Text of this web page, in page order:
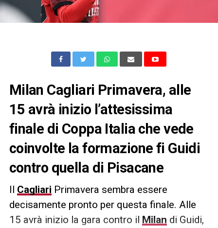
Milan Cagliari Primavera, alle
15 avrà inizio l’attesissima
finale di Coppa Italia che vede
coinvolte la formazione fi Guidi
contro quella di Pisacane
Il Cagliari Primavera sembra essere
decisamente pronto per questa finale. Alle
15 avrà inizio la gara contro il Milan di Guidi,